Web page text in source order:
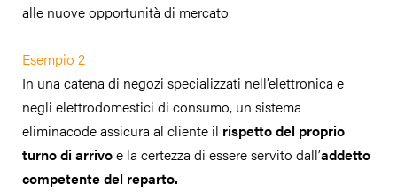
alle nuove opportunità di mercato.
Esempio 2
In una catena di negozi specializzati nell’elettronica e
negli elettrodomestici di consumo, un sistema
eliminacode assicura al cliente il rispetto del proprio
turno di arrivoe la certezza di essere servito dall’addetto
competente del reparto.